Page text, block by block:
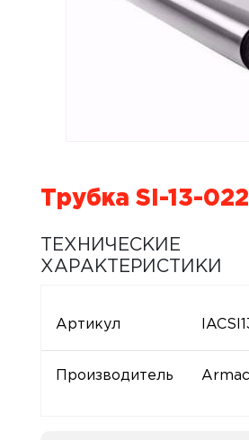
Трубка SI-13-022
ТЕХНИЧЕСКИЕ
ХАРАКТЕРИСТИКИ
Артикул
Производитель